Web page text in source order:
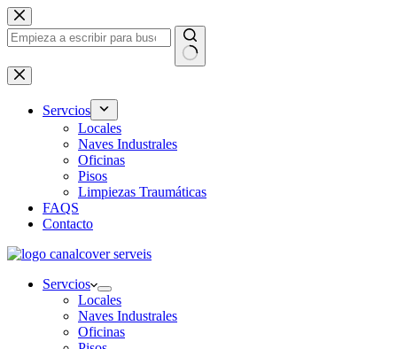
Saltar
al
contenido
Sin
resultados
Servcios
Locales
Naves Industrales
Oficinas
Pisos
Limpiezas Traumáticas
FAQS
Contacto
Servcios
Locales
Naves Industrales
Oficinas